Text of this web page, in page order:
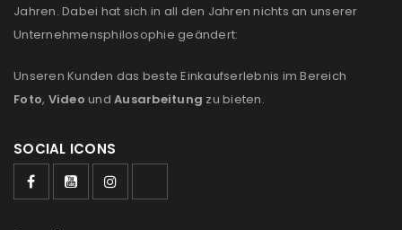
Ich stimme zu
akzeptiere dieDatenschutzerklärung. *
Jahren. Dabei hat sich in all den Jahren nichts an unserer
Unternehmensphilosophie geändert:
Unseren Kunden das beste Einkaufserlebnis im Bereich
Foto, Video und Ausarbeitung zu bieten.
SOCIAL ICONS